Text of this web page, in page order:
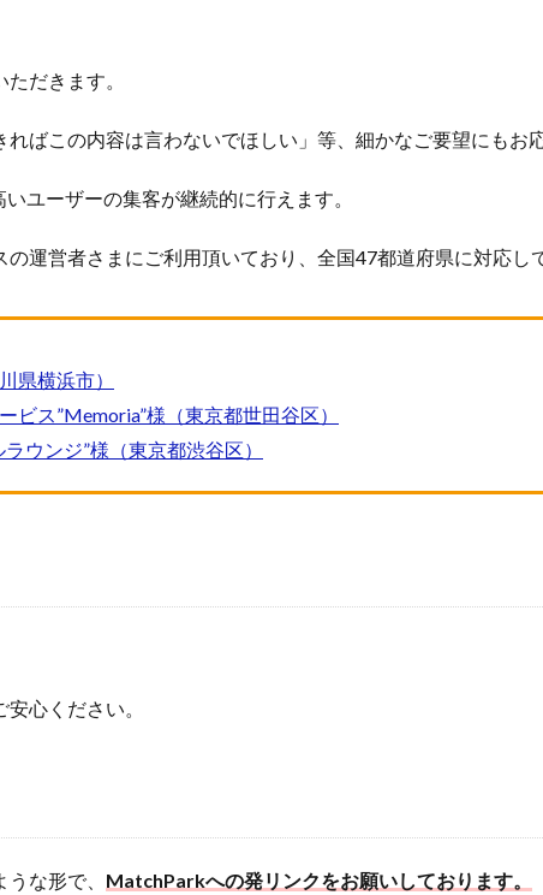
だきます。
ばこの内容は言わないでほしい」等、細かなご要望にもお
ユーザーの集客が継続的に行えます。
運営者さまにご利用頂いており、全国47都道府県に対応し
県横浜市）
ビス”Memoria”様（東京都世田谷区）
ウンジ”様（東京都渋谷区）
心ください。
な形で、 MatchParkへの発リンクをお願いしております。